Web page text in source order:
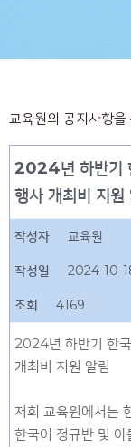
교육원의 공지사항을
2024년 하반기
행사 개최비 지원
작성자 교육원
작성일 2024-10-
조회 4169
2024년 하반기 한
개최비 지원 알림
저희 교육원에서는
한국어 정규반 및